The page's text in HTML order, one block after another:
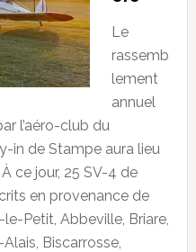
Le
rassemb
lement
annuel
l’aéro-club du
in de Stampe aura lieu
ce jour, 25 SV-4 de
en provenance de
Petit, Abbeville, Briare,
Biscarrosse,